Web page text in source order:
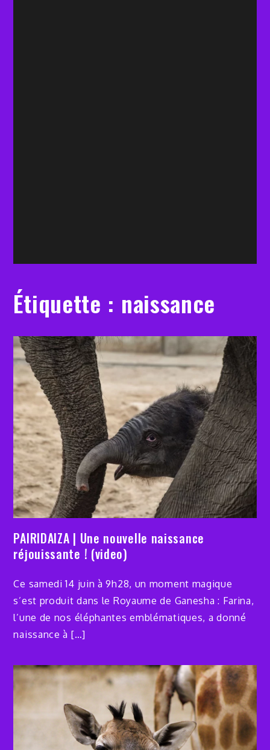
Étiquette : naissance
PAIRIDAIZA | Une nouvelle naissance
réjouissante ! (video)
Ce samedi 14 juin à 9h28, un moment magique
s’est produit dans le Royaume de Ganesha : Farina,
l’une de nos éléphantes emblématiques, a donné
naissance à […]